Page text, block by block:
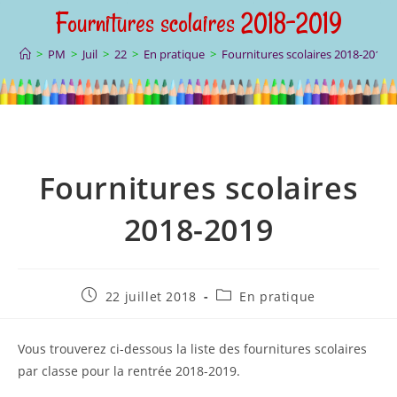
Fournitures scolaires 2018-2019
> PM > Juil > 22 > En pratique > Fournitures scolaires 2018-2019
Fournitures scolaires
2018-2019
Publication
22 juillet 2018
PostEn pratique
Vous trouverez ci-dessous la liste des fournitures scolaires
par classe pour la rentrée 2018-2019.